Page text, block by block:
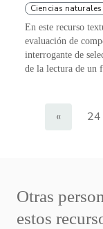
Ciencias
En este recurso
evaluación de
interrogante de
de la lectura de un
« 24
Otras
estos